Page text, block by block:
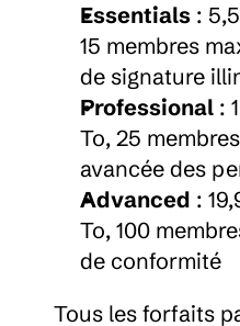
Essentials :
15 membres
de signature
Professional :
To, 25
avancée des
Advanced :
To, 100
de conformité
Tous les forfaits